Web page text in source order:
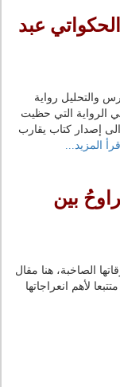
عبد
والتحليل رواية
الرواية التي حظيت
إصدار كتاب يقارب
إقرأ المزيد...
بين
الصاخبة، هنا مقال
لأهم انعراجاتها